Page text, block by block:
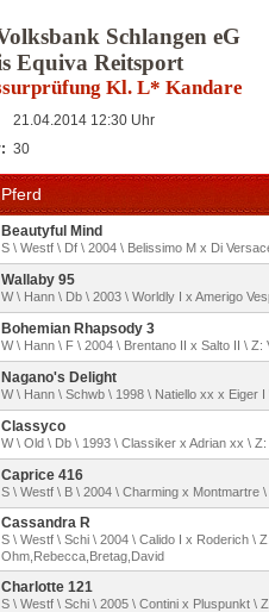
Schlangen eG
Equiva Reitsport
Kl. L* Kandare
21.04.2014 12:30 Uhr
30
Pferd
Beautyful Mind
S \ Westf \ Df \ 2004 \ Belissimo M x Di
Wallaby 95
W \ Hann \ Db \ 2003 \ Worldly I x Amerigo
Bohemian Rhapsody 3
W \ Hann \ F \ 2004 \ Brentano II x Salto II \
Nagano's Delight
W \ Hann \ Schwb \ 1998 \ Natiello xx x Eiger
Classyco
W \ Old \ Db \ 1993 \ Classiker x Adrian xx \
Caprice 416
S \ Westf \ B \ 2004 \ Charming x Montmartre
Cassandra R
S \ Westf \ Schi \ 2004 \ Calido I x Roderich \
Ohm,Rebecca,Bretag,David
Charlotte 121
S \ Westf \ Schi \ 2005 \ Contini x Pluspunkt \